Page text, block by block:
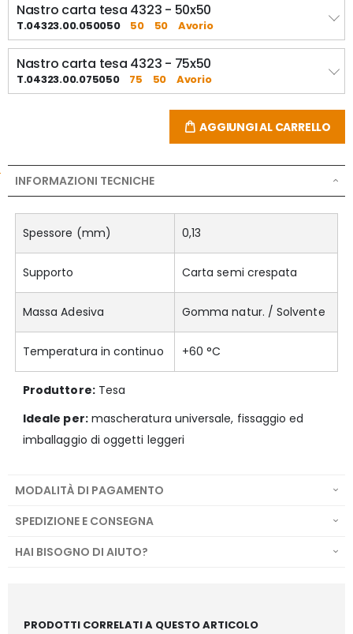
Nastro carta tesa 4323 - 50x50
T.04323.00.050050 50 50 Avorio
Nastro carta tesa 4323 - 75x50
T.04323.00.075050 75 50 Avorio
AGGIUNGI AL CARRELLO
INFORMAZIONI TECNICHE
Spessore (mm) 0,13
Supporto Carta semi crespata
Massa Adesiva Gomma natur. / Solvente
Temperatura in continuo +60 °C
Produttore:Tesa
Ideale per:mascheratura universale, fissaggio ed
imballaggio di oggetti leggeri
MODALITÀ DI PAGAMENTO
SPEDIZIONE E CONSEGNA
HAI BISOGNO DI AIUTO?
PRODOTTI CORRELATI A QUESTO ARTICOLO